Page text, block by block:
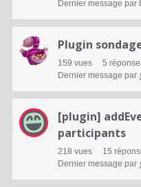
Dernier message par
Plugin
159 vues 5
Dernier message par
[plugin]
participants
218 vues 15
Dernier message par